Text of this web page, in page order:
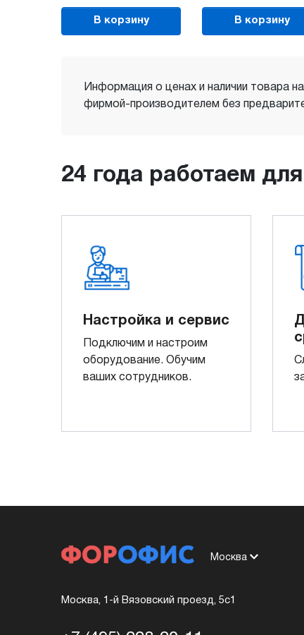
В корзину В корзину
Информация о ценах и наличии товара
фирмой-производителем без
24 года работаем
Настройка и сервис
Подключим и настроим
оборудование. Обучим
ваших сотрудников.
Москва
Москва, 1-й Вязовский проезд, 5с1